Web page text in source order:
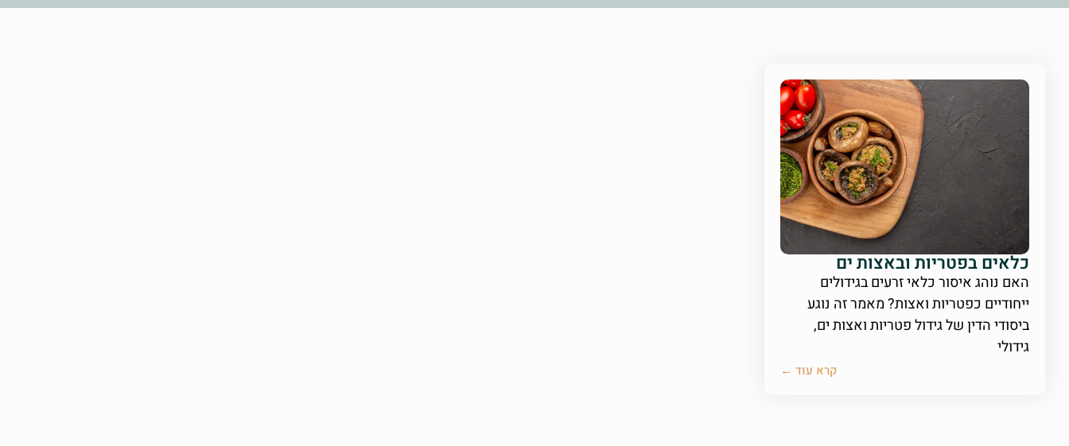
כלאים בפטריות ובאצות ים
האם נוהג איסור כלאי זרעים בגידולים
ייחודיים כפטריות ואצות? מאמר זה נוגע
ביסודי הדין של גידול פטריות ואצות ים,
גידולי
קרא עוד ←